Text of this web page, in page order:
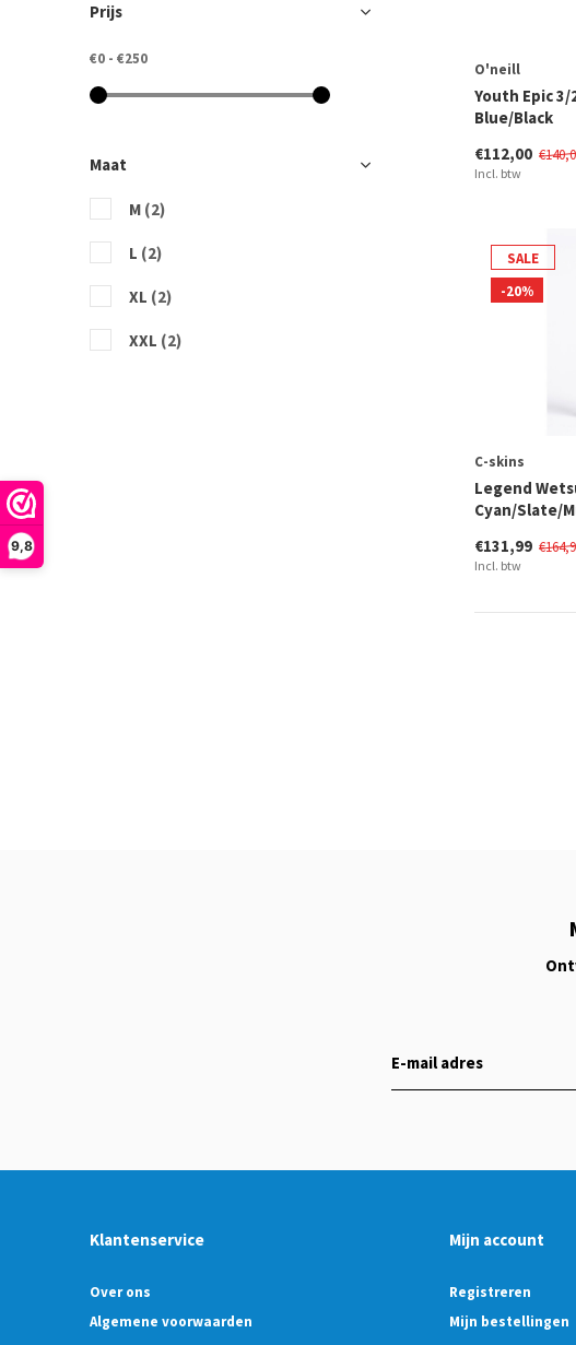
9,8
O'neill
Youth Epic 3/
Blue/Black
€112,00
Incl. btw
SALE
-20%
C-skins
Legend
Cyan/Slate/
€131,99
Incl. btw
Prijs
€0 - €250
Maat
M (2)
L (2)
XL (2)
XXL (2)
Klantenservice
Over ons
Algemene voorwaarden
Mijn account
Registreren
Mijn bestellingen